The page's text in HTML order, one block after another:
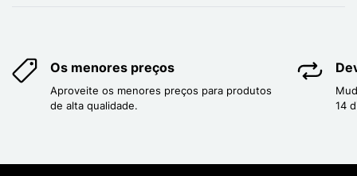
Os menores preços
Aproveite os menores preços para produtos
de alta qualidade.
14